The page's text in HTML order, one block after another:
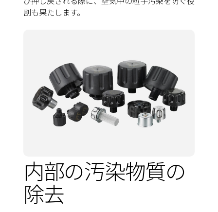
割も果たします。
内部の汚染物質の
除去